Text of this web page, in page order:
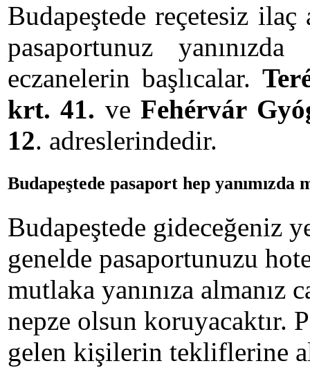
Budapeştede reçetesiz
pasaportunuz
eczanelerin başlıcalar.
krt. 41. veFehérvár
12. adreslerindedir.
Budapeştede pasaport hep yanımızda
Budapeştede gideceğeniz
genelde pasaportunuzu
mutlaka yanınıza almanız
nepze olsun koruyacaktır.
gelen kişilerin tekliflerine